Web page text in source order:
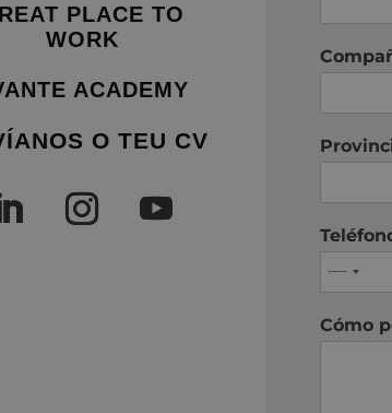
PLACE TO
WORK
ACADEMY
O TEU CV
Cómo